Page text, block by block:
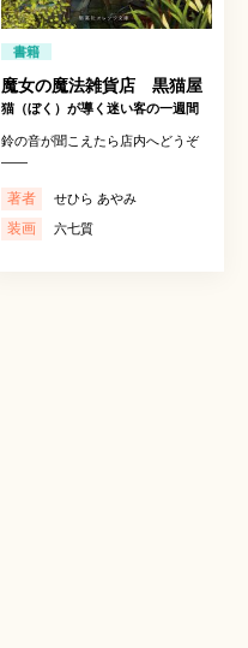
書籍
魔女の魔法雑貨店 黒猫屋
猫（ぼく）が導く迷い客の一週間
鈴の音が聞こえたら店内へどうぞ
――
著者 せひら あやみ
装画 六七質